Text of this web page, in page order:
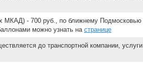
МКАД) - 700 руб., по ближнему Подмосковью
можно узнать на странице
до транспортной компании,